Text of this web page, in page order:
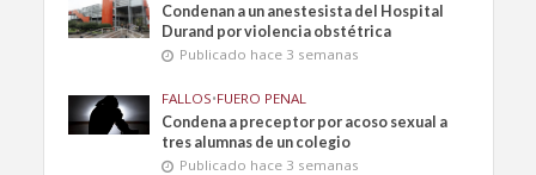
Condenan a un anestesista del Hospital
Durand por violencia obstétrica
Publicado hace 3 semanas
FALLOS•FUERO PENAL
Condena a preceptor por acoso sexual a
tres alumnas de un colegio
Publicado hace 3 semanas